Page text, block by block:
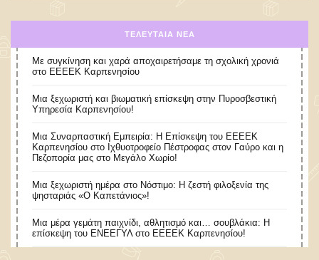
ΤΕΛΕΥΤΑΊΑ ΝΈΑ
Με συγκίνηση και χαρά αποχαιρετήσαμε τη σχολική χρονιά
στο ΕΕΕΕΚ Καρπενησίου
Μια ξεχωριστή και βιωματική επίσκεψη στην Πυροσβεστική
Υπηρεσία Καρπενησίου!
Μια Συναρπαστική Εμπειρία: Η Επίσκεψη του ΕΕΕΕΚ
Καρπενησίου στο Ιχθυοτροφείο Πέστροφας στον Γαύρο και η
Πεζοπορία μας στο Μεγάλο Χωρίο!
​Μια ξεχωριστή ημέρα στο Νόστιμο: Η ζεστή φιλοξενία της
ψησταριάς «Ο Καπετάνιος»!
Μια μέρα γεμάτη παιχνίδι, αθλητισμό και… σουβλάκια: Η
επίσκεψη του ΕΝΕΕΓΥΛ στο ΕΕΕΕΚ Καρπενησίου!